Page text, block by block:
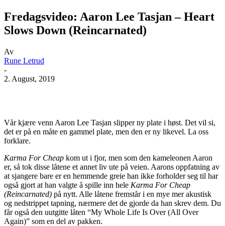
Fredagsvideo: Aaron Lee Tasjan – Heart
Slows Down (Reincarnated)
Av
Rune Letrud
-
2. August, 2019
Vår kjære venn Aaron Lee Tasjan slipper ny plate i høst. Det vil si,
det er på en måte en gammel plate, men den er ny likevel. La oss
forklare.
Karma For Cheap kom ut i fjor, men som den kameleonen Aaron
er, så tok disse låtene et annet liv ute på veien. Aarons oppfatning av
at sjangere bare er en hemmende greie han ikke forholder seg til har
også gjort at han valgte å spille inn hele Karma For Cheap
(Reincarnated) på nytt. Alle låtene fremstår i en mye mer akustisk
og nedstrippet tapning, nærmere det de gjorde da han skrev dem. Du
får også den uutgitte låten “My Whole Life Is Over (All Over
Again)” som en del av pakken.